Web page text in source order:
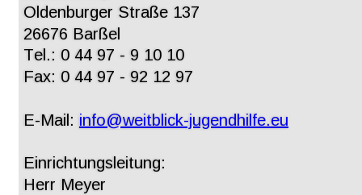
Oldenburger Straße 137
26676 Barßel
Tel.: 0 44 97 - 9 10 10
Fax: 0 44 97 - 92 12 97
E-Mail: info@weitblick-jugendhilfe.eu
Einrichtungsleitung:
Herr Meyer